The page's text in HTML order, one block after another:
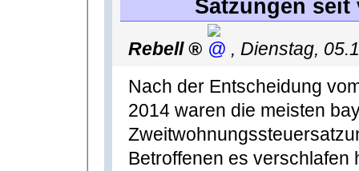
Satzungen
Rebell , Dienstag,
Nach der Entscheidung
2014 waren die meisten
Betroffenen es verschlafen